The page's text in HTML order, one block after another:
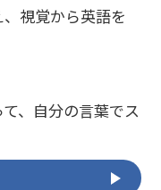
視覚から英語を
、自分の言葉でス